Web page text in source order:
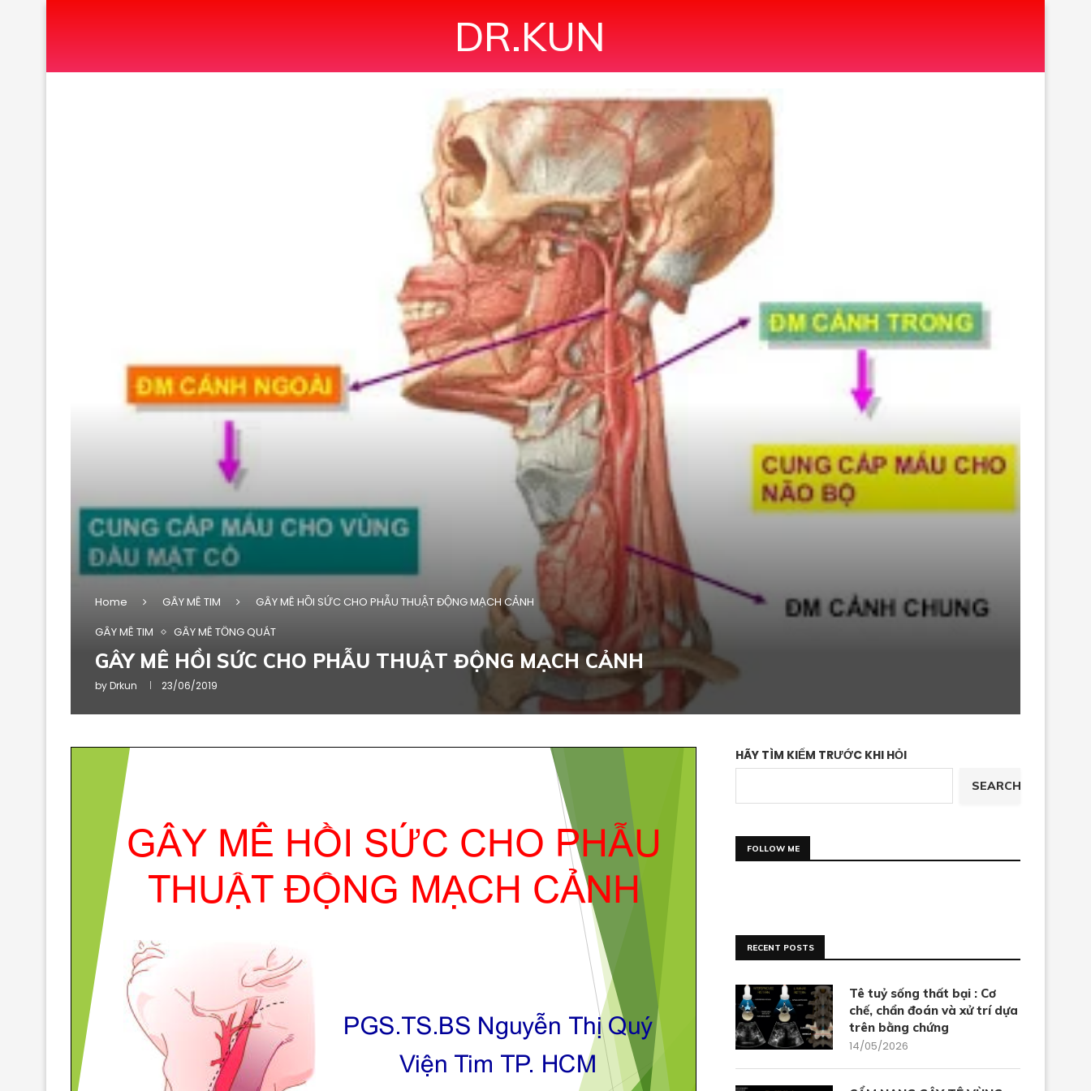
DR.KUN
Home GÂY MÊ TIM
GÂY MÊ HỒI SỨC CHO PHẪU THUẬT ĐỘNG MẠCH CẢNH
GÂY MÊ TIM
GÂY MÊ TỔNG QUÁT
GÂY MÊ HỒI SỨC CHO PHẪU THUẬT ĐỘNG MẠCH CẢNH
byDrkun 23/06/2019
HÃY TÌM KIẾM TRƯỚC KHI HỎI
SEARCH
FOLLOW ME
RECENT POSTS
Tê tuỷ sống thất bại : Cơ
chế, chẩn đoán và xử trí dựa
trên bằng chứng
14/05/2026